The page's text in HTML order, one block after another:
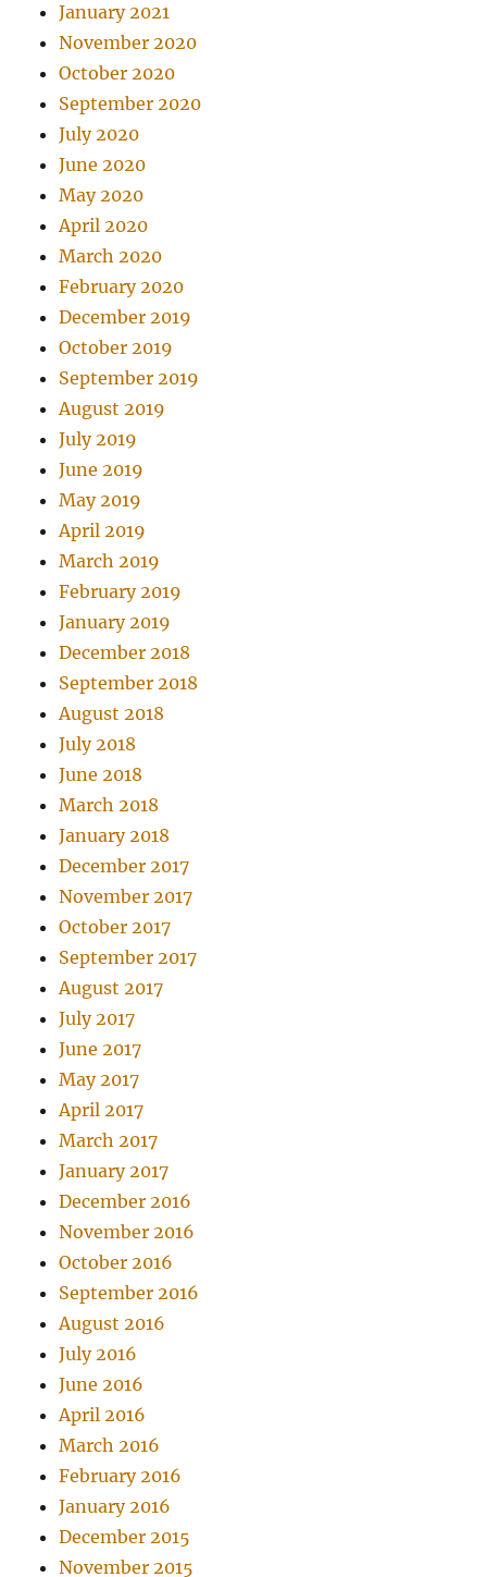
January 2021
November 2020
October 2020
September 2020
July 2020
June 2020
May 2020
April 2020
March 2020
February 2020
December 2019
October 2019
September 2019
August 2019
July 2019
June 2019
May 2019
April 2019
March 2019
February 2019
January 2019
December 2018
September 2018
August 2018
July 2018
June 2018
March 2018
January 2018
December 2017
November 2017
October 2017
September 2017
August 2017
July 2017
June 2017
May 2017
April 2017
March 2017
January 2017
December 2016
November 2016
October 2016
September 2016
August 2016
July 2016
June 2016
April 2016
March 2016
February 2016
January 2016
December 2015
November 2015